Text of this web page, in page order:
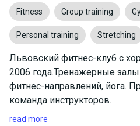
Fitness Group training
Personal training Stretching
Львовский фитнес-клуб с
2006 года.Тренажерные
фитнес-направлений, йога.
команда инструкторов.
read more